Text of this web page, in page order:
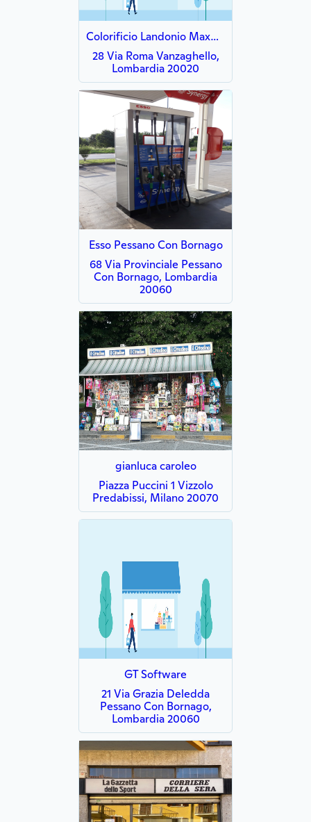
Colorificio Landonio MaxMeyer - VintagePaint
28 Via Roma Vanzaghello,
Lombardia 20020
Esso Pessano Con Bornago
68 Via Provinciale Pessano
Con Bornago, Lombardia
20060
gianluca caroleo
Piazza Puccini 1 Vizzolo
Predabissi, Milano 20070
GT Software
21 Via Grazia Deledda
Pessano Con Bornago,
Lombardia 20060